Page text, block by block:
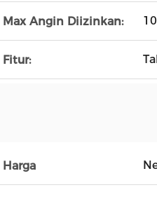
Max Angin Diizinkan:
Fitur:
Harga